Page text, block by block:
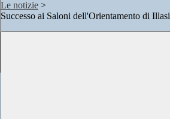
Le notizie >
Successo ai Saloni dell'Orientamento di Illasi